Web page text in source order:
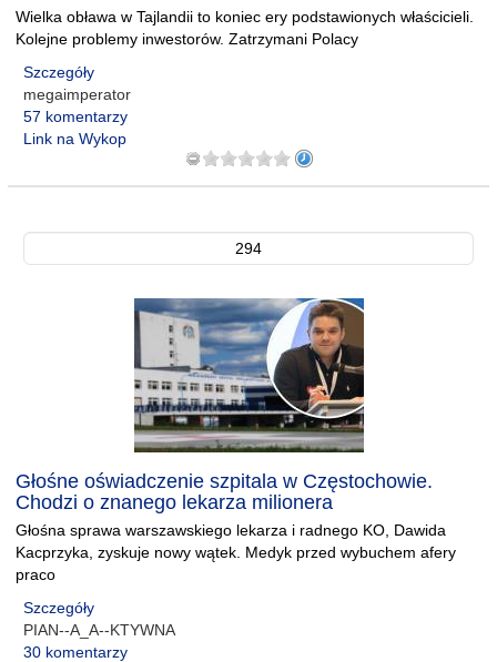
Wielka obława w Tajlandii to koniec ery podstawionych właścicieli.
Kolejne problemy inwestorów. Zatrzymani Polacy
Szczegóły
megaimperator
57 komentarzy
Link na Wykop
294
Głośne oświadczenie szpitala w Częstochowie.
Chodzi o znanego lekarza milionera
Głośna sprawa warszawskiego lekarza i radnego KO, Dawida
Kacprzyka, zyskuje nowy wątek. Medyk przed wybuchem afery
praco
Szczegóły
PIAN--A_A--KTYWNA
30 komentarzy